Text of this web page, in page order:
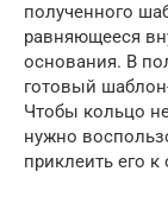
полученного
равняющееся
основания. В
готовый
Чтобы кольцо
нужно
приклеить его